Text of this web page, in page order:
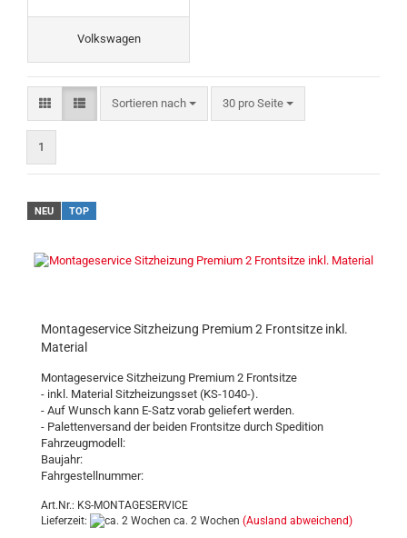
Volkswagen
Sortieren nach
Sortieren nach 30 pro Seite
pro Seite
1
NEU TOP
Montageservice Sitzheizung Premium 2 Frontsitze inkl.
Material
Montageservice Sitzheizung Premium 2 Frontsitze
- inkl. Material Sitzheizungsset (KS-1040-).
- Auf Wunsch kann E-Satz vorab geliefert werden.
- Palettenversand der beiden Frontsitze durch Spedition
Fahrzeugmodell:
Baujahr:
Fahrgestellnummer:
Art.Nr.: KS-MONTAGESERVICE
Lieferzeit:
ca. 2 Wochen (Ausland abweichend)